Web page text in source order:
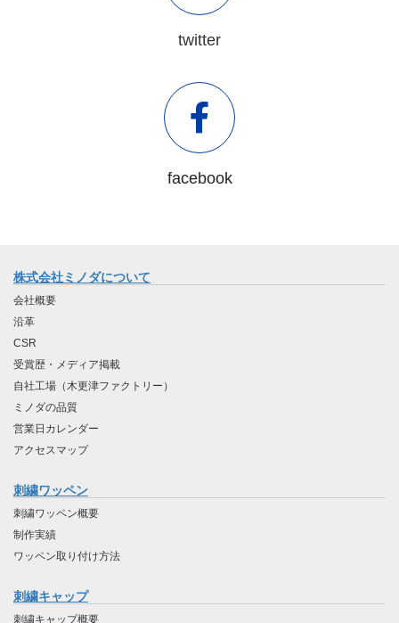
twitter
facebook
株式会社ミノダについて
会社概要
沿革
CSR
受賞歴・メディア掲載
自社工場（木更津ファクトリー）
ミノダの品質
営業日カレンダー
アクセスマップ
刺繍ワッペン
刺繍ワッペン概要
制作実績
ワッペン取り付け方法
刺繍キャップ
刺繍キャップ概要